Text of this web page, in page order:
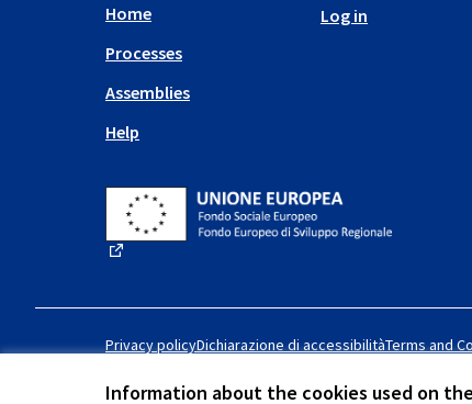
Information about the cookies used on
Home
Processes
Assemblies
Help
Log in
Privacy policyDichiarazione di accessibilitàTerms and